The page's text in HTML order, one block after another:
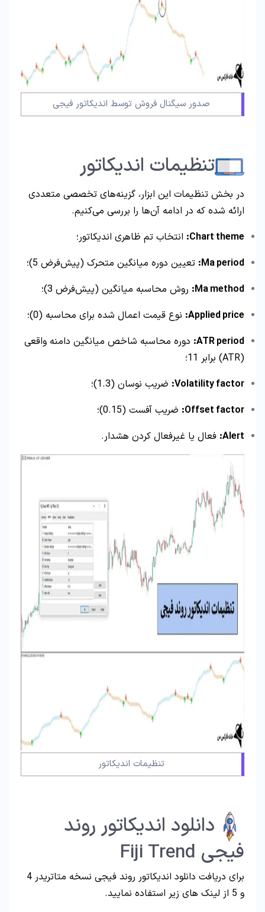
صدور سیگنال فروش توسط اندیکاتور فیجی
تنظیمات اندیکاتور
در بخش تنظیمات این ابزار، گزینه‌های تخصصی متعددی
ارائه شده که در ادامه آن‌ها را بررسی می‌کنیم.
Chart theme: انتخاب تم ظاهری اندیکاتور؛
Ma period: تعیین دوره میانگین متحرک (پیش‌فرض 5)؛
Ma method: روش محاسبه میانگین (پیش‌فرض 3)؛
Applied price: نوع قیمت اعمال شده برای محاسبه (0)؛
ATR period: دوره محاسبه شاخص میانگین دامنه واقعی
(ATR) برابر 11؛
Volatility factor: ضریب نوسان (1.3)؛
Offset factor: ضریب آفست (0.15)؛
Alert: فعال یا غیرفعال کردن هشدار.
تنظیمات اندیکاتور
دانلود اندیکاتور روند
فیجی Fiji Trend
برای دریافت دانلود اندیکاتور روند فیجی نسخه متاتریدر 4
و 5 از لینک های زیر استفاده نمایید.